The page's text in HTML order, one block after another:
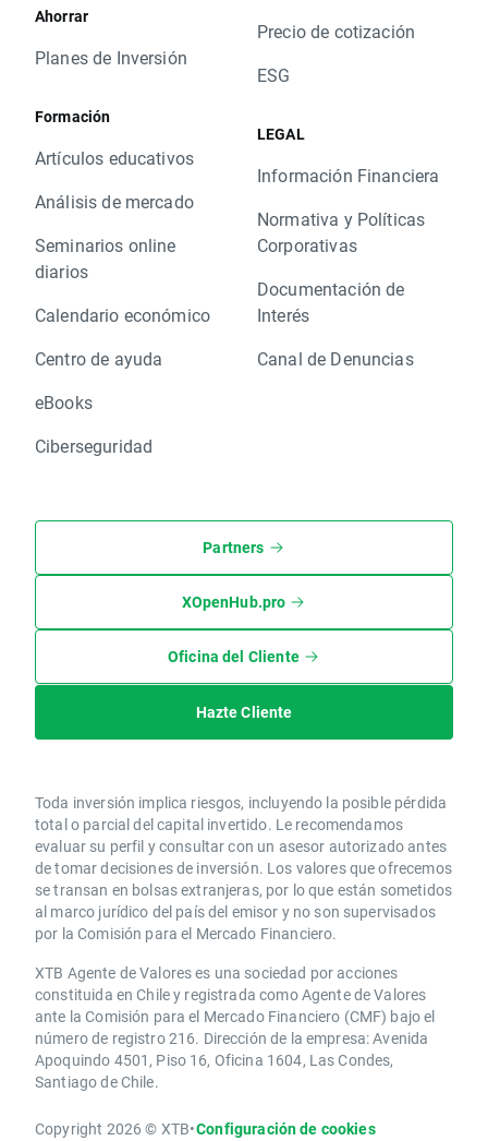
Ahorrar
Planes de Inversión
Formación
Artículos educativos
Análisis de mercado
Seminarios online
diarios
Calendario económico
Centro de ayuda
eBooks
Ciberseguridad
Precio de cotización
ESG
LEGAL
Información Financiera
Normativa y Políticas
Corporativas
Documentación de
Interés
Canal de Denuncias
Partners
XOpenHub.pro
Oficina del Cliente
Hazte Cliente
Toda inversión implica riesgos, incluyendo la posible pérdida
total o parcial del capital invertido. Le recomendamos
evaluar su perfil y consultar con un asesor autorizado antes
de tomar decisiones de inversión. Los valores que ofrecemos
se transan en bolsas extranjeras, por lo que están sometidos
al marco jurídico del país del emisor y no son supervisados
por la Comisión para el Mercado Financiero.
XTB Agente de Valores es una sociedad por acciones
constituida en Chile y registrada como Agente de Valores
ante la Comisión para el Mercado Financiero (CMF) bajo el
número de registro 216. Dirección de la empresa: Avenida
Apoquindo 4501, Piso 16, Oficina 1604, Las Condes,
Santiago de Chile.
Copyright 2026 © XTB•Configuración de cookies